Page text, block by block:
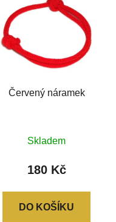
Červený náramek
Skladem
180 Kč
DO KOŠÍKU